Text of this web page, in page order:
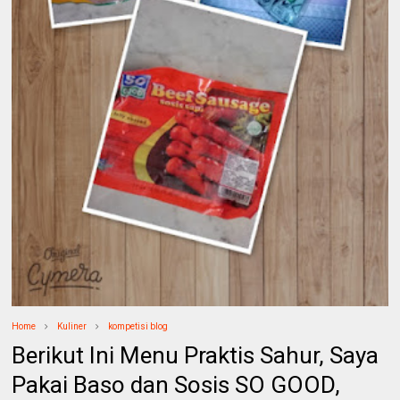
Home Kuliner kompetisi blog
Berikut Ini Menu Praktis Sahur, Saya
Pakai Baso dan Sosis SO GOOD,